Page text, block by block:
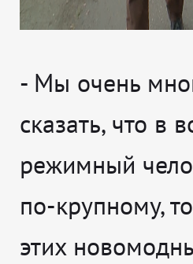
- Мы очень
сказать, что в
режимный
по-крупному,
этих